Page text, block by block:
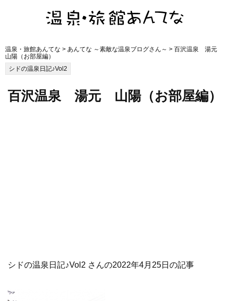
温泉・旅館あんてな > あんてな ～素敵な温泉ブログさん～ > 百沢温泉 湯元
山陽（お部屋編）
シドの温泉日記♪Vol2
百沢温泉 湯元 山陽（お部屋編）
シドの温泉日記♪Vol2 さんの2022年4月25日の記事